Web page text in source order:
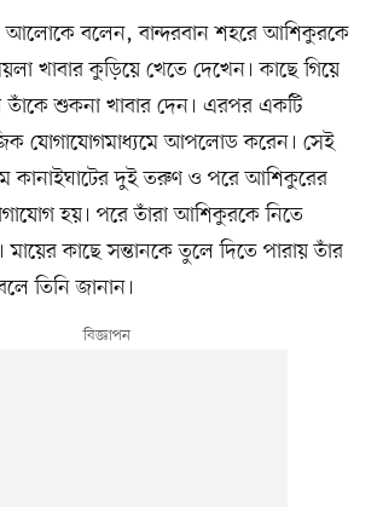
আলোকে বলেন, বান্দরবান শহরে আশিকুরকে
খাবার কুড়িয়ে খেতে দেখেন। কাছে গিয়ে
তাঁকে শুকনা খাবার দেন। এরপর একটি
যোগাযোগমাধ্যমে আপলোড করেন। সেই
কানাইঘাটের দুই তরুণ ও পরে আশিকুরের
হয়। পরে তাঁরা আশিকুরকে নিতে
কাছে সন্তানকে তুলে দিতে পারায় তাঁর
তিনি জানান।